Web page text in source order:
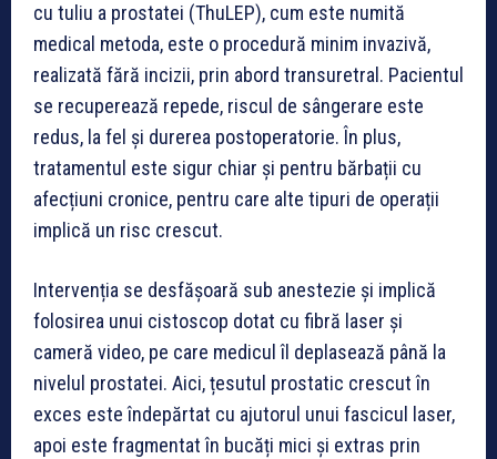
cu tuliu a prostatei (ThuLEP), cum este numită
medical metoda, este o procedură minim invazivă,
realizată fără incizii, prin abord transuretral. Pacientul
se recuperează repede, riscul de sângerare este
redus, la fel și durerea postoperatorie. În plus,
tratamentul este sigur chiar și pentru bărbații cu
afecțiuni cronice, pentru care alte tipuri de operații
implică un risc crescut.
Intervenția se desfășoară sub anestezie și implică
folosirea unui cistoscop dotat cu fibră laser și
cameră video, pe care medicul îl deplasează până la
nivelul prostatei. Aici, țesutul prostatic crescut în
exces este îndepărtat cu ajutorul unui fascicul laser,
apoi este fragmentat în bucăți mici și extras prin